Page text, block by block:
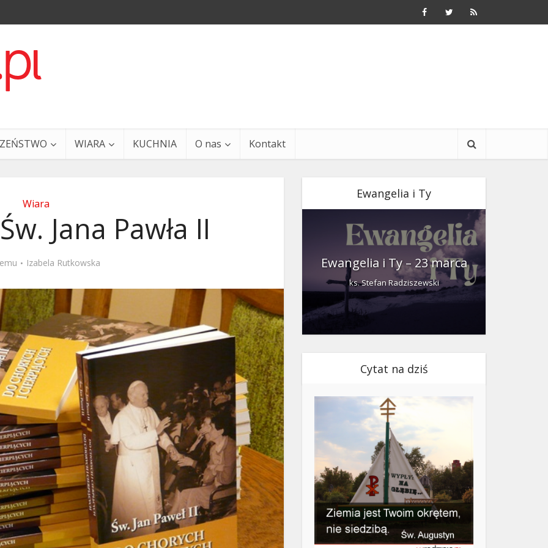
WIARA KUCHNIA O nas Kontakt
Wiara
Jana Pawła II
Izabela Rutkowska
Ewangelia i Ty
i Ty – 29 grudnia Ewangelia i Ty – 23 marca
ks. Stefan Radziszewski
Cytat na dziś